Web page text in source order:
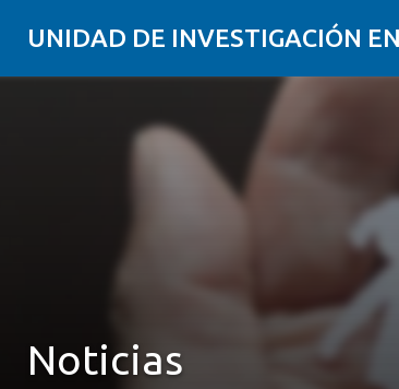
UNIDAD DE INVESTIGACIÓN
Noticias